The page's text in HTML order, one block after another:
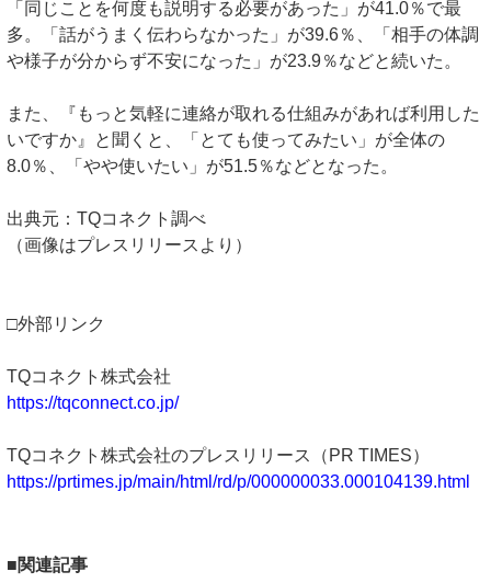
「同じことを何度も説明する必要があった」が41.0％で最
多。「話がうまく伝わらなかった」が39.6％、「相手の体調
や様子が分からず不安になった」が23.9％などと続いた。
また、『もっと気軽に連絡が取れる仕組みがあれば利用した
いですか』と聞くと、「とても使ってみたい」が全体の
8.0％、「やや使いたい」が51.5％などとなった。
出典元：TQコネクト調べ
（画像はプレスリリースより）
□外部リンク
TQコネクト株式会社
https://tqconnect.co.jp/
TQコネクト株式会社のプレスリリース（PR TIMES）
https://prtimes.jp/main/html/rd/p/000000033.000104139.html
■関連記事